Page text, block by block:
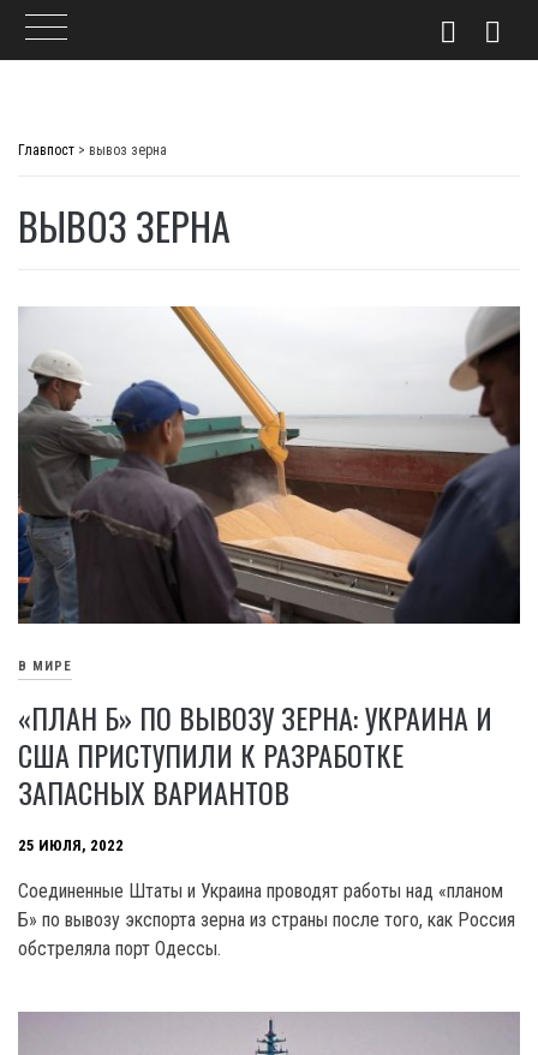
Главпост > вывоз зерна
ВЫВОЗ ЗЕРНА
В МИРЕ
«ПЛАН Б» ПО ВЫВОЗУ ЗЕРНА: УКРАИНА И
США ПРИСТУПИЛИ К РАЗРАБОТКЕ
ЗАПАСНЫХ ВАРИАНТОВ
25 ИЮЛЯ, 2022
Соединенные Штаты и Украина проводят работы над «планом
Б» по вывозу экспорта зерна из страны после того, как Россия
обстреляла порт Одессы.